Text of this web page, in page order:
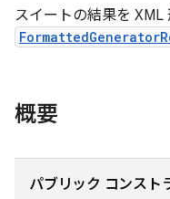
スイートの結果を
概要
パブリック コンスト